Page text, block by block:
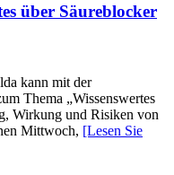
über Säureblocker
kann mit der
Thema „Wissenswertes
Wirkung und Risiken von
Mittwoch, [Lesen Sie